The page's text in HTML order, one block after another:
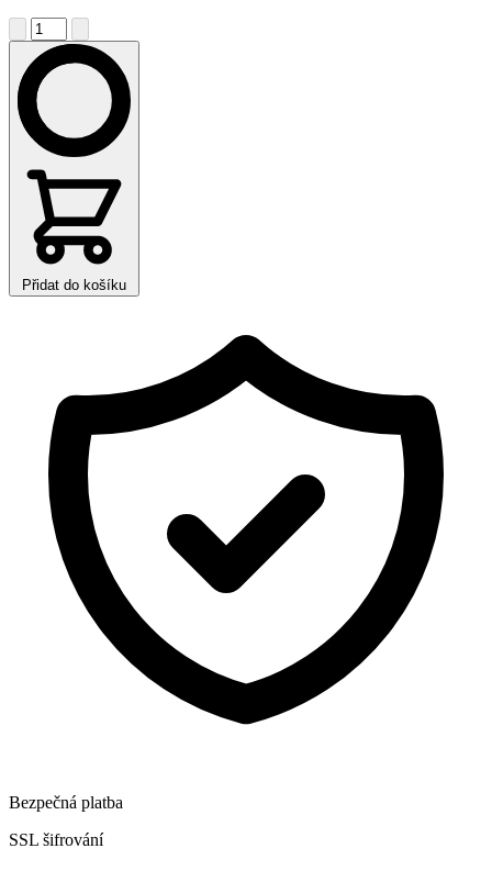
Přidat do košíku
Bezpečná platba
SSL šifrování